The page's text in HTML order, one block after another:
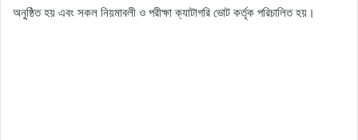
অনুষ্ঠিত হয় এবং সকল নিয়মাবলী ও পরীক্ষা ক্যাটাগরি ভোট কর্তৃক পরিচালিত হয়।